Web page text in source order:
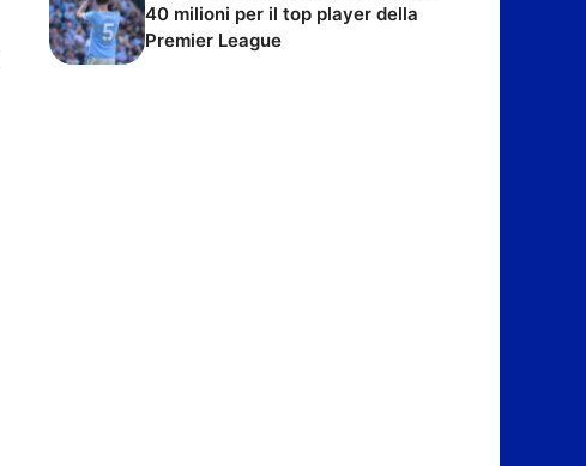
40 milioni per il top player della
Premier League